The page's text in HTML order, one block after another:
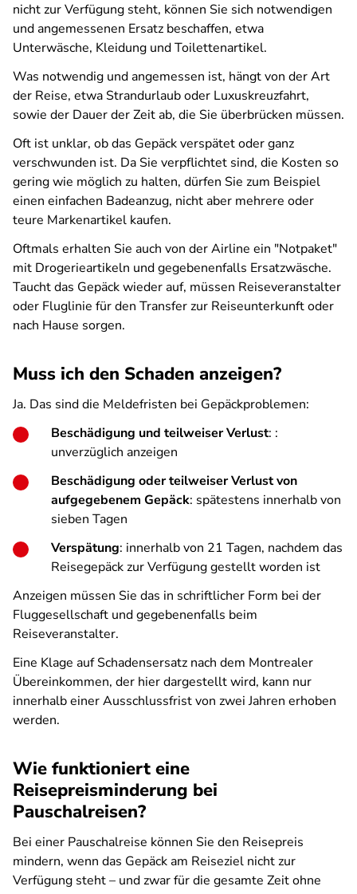
nicht zur Verfügung steht, können Sie sich notwendigen
und angemessenen Ersatz beschaffen, etwa
Unterwäsche, Kleidung und Toilettenartikel.
Was notwendig und angemessen ist, hängt von der Art
der Reise, etwa Strandurlaub oder Luxuskreuzfahrt,
sowie der Dauer der Zeit ab, die Sie überbrücken müssen.
Oft ist unklar, ob das Gepäck verspätet oder ganz
verschwunden ist. Da Sie verpflichtet sind, die Kosten so
gering wie möglich zu halten, dürfen Sie zum Beispiel
einen einfachen Badeanzug, nicht aber mehrere oder
teure Markenartikel kaufen.
Oftmals erhalten Sie auch von der Airline ein "Notpaket"
mit Drogerieartikeln und gegebenenfalls Ersatzwäsche.
Taucht das Gepäck wieder auf, müssen Reiseveranstalter
oder Fluglinie für den Transfer zur Reiseunterkunft oder
nach Hause sorgen.
Muss ich den Schaden anzeigen?
Ja. Das sind die Meldefristen bei Gepäckproblemen:
Beschädigung und teilweiser Verlust: :
unverzüglich anzeigen
Beschädigung oder teilweiser Verlust von
aufgegebenem Gepäck: spätestens innerhalb von
sieben Tagen
Verspätung: innerhalb von 21 Tagen, nachdem das
Reisegepäck zur Verfügung gestellt worden ist
Anzeigen müssen Sie das in schriftlicher Form bei der
Fluggesellschaft und gegebenenfalls beim
Reiseveranstalter.
Eine Klage auf Schadensersatz nach dem Montrealer
Übereinkommen, der hier dargestellt wird, kann nur
innerhalb einer Ausschlussfrist von zwei Jahren erhoben
werden.
Wie funktioniert eine
Reisepreisminderung bei
Pauschalreisen?
Bei einer Pauschalreise können Sie den Reisepreis
mindern, wenn das Gepäck am Reiseziel nicht zur
Verfügung steht – und zwar für die gesamte Zeit ohne